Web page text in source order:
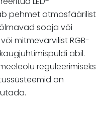
pehmet atmosfäärilist
sooja või
mitmevärvilist RGB-
abil.
reguleerimiseks
on